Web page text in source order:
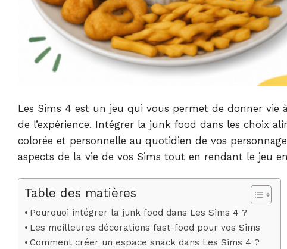
Les Sims 4 est un jeu qui vous permet de donner vie
de l’expérience. Intégrer la junk food dans les choix
colorée et personnelle au quotidien de vos
aspects de la vie de vos Sims tout en rendant le jeu
Table des matières
Pourquoi intégrer la junk food dans Les Sims 4 ?
Les meilleures décorations fast-food pour vos Sims
Comment créer un espace snack dans Les Sims 4 ?